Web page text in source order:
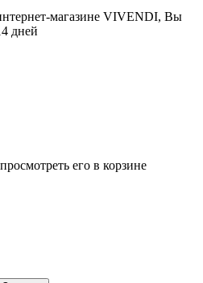
магазине VIVENDI, Вы
дней
его в корзине